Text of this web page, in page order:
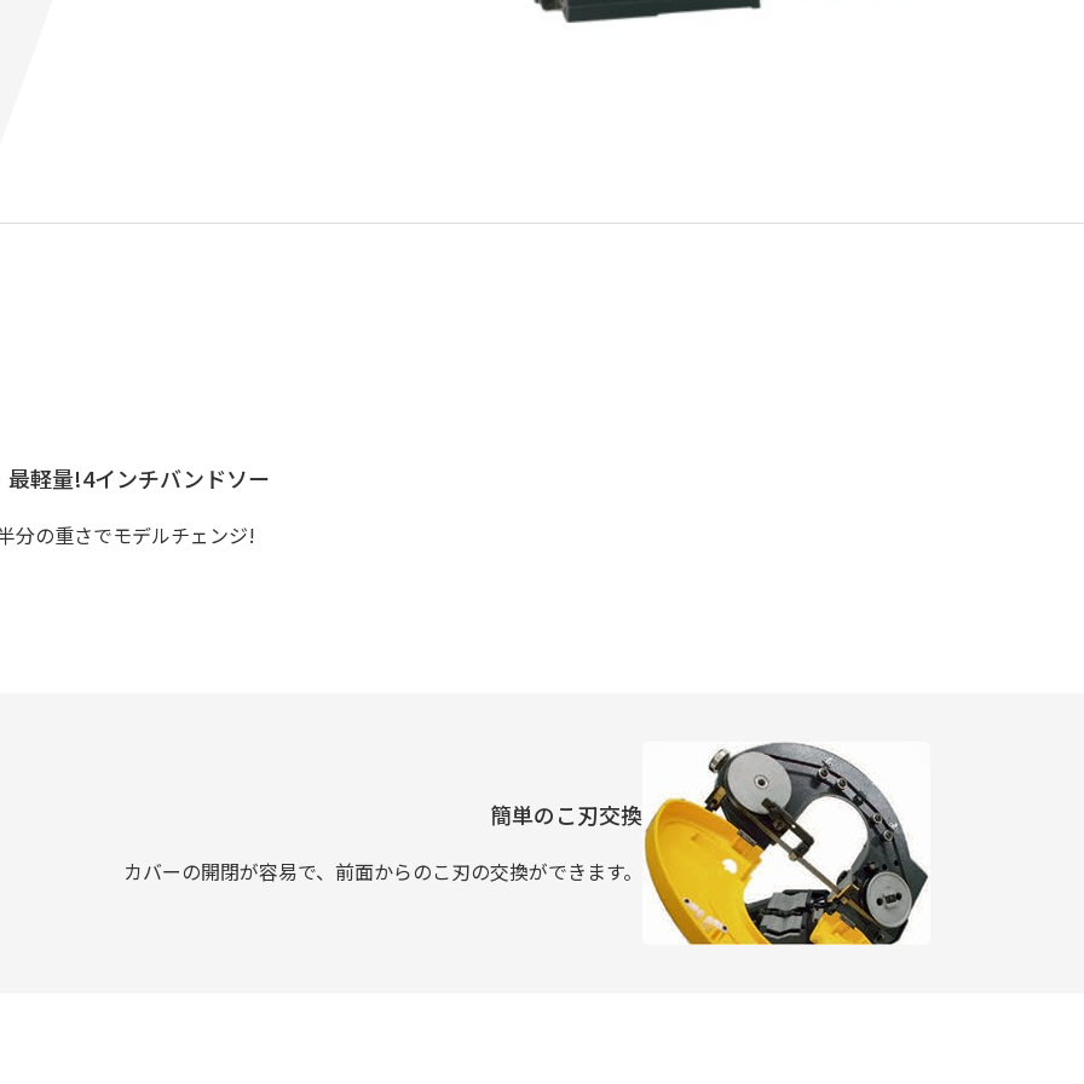
最軽量!4インチバンドソー
分の重さでモデルチェンジ!
簡単のこ刃交換
カバーの開閉が容易で、前面からのこ刃の交換ができます。